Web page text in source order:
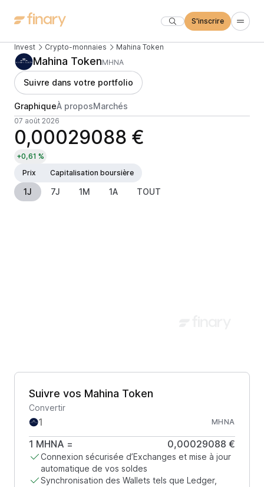
S'inscrire
Invest Crypto-monnaies Mahina Token
Mahina TokenMHNA
Suivre dans votre portfolio
GraphiqueÀ proposMarchés
07 août 2026
0,00029088 €
+0,61 %
Prix
Capitalisation boursière
1J 7J 1M 1A TOUT
Suivre vos Mahina Token
Convertir
MHNA
1 MHNA = 0,00029088 €
Connexion sécurisée d’Exchanges et mise à jour
automatique de vos soldes
Synchronisation des Wallets tels que Ledger,